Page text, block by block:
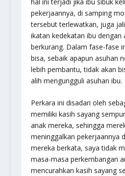
pekerjaannya, di samping
tersebut terlewatkan, juga
ikatan kedekatan ibu dengan
berkurang. Dalam fase-fase
bisa, sebaik apapun asuhan
lebih pembantu, tidak akan
alih mengungguli asuhan ibu.
Perkara ini disadari oleh
memiliki kasih sayang
anak mereka, sehingga
meninggalkan pekerjaannya
mereka berkata, saya tidak
masa-masa perkembangan
mencurahkan kasih sayang